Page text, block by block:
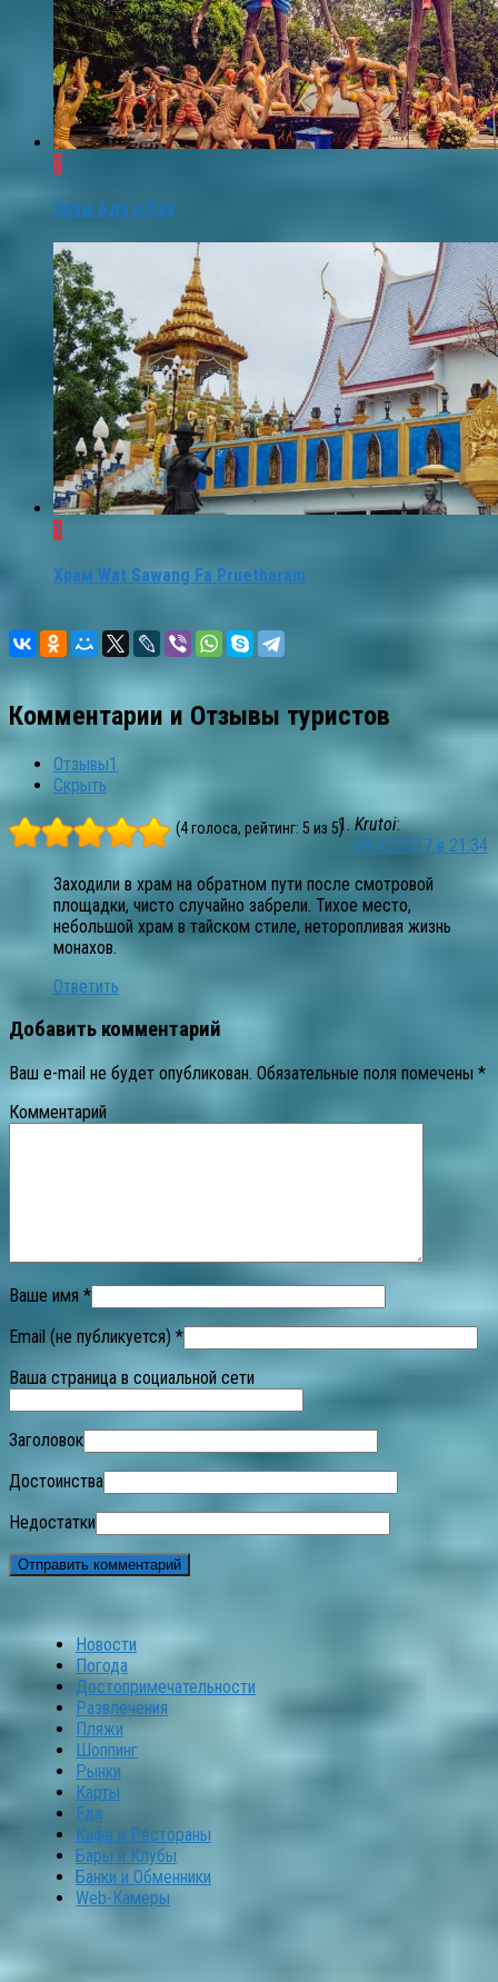
2
Храм Ада и Рая
1
Храм Wat Sawang Fa Pruetharam
Комментарии и Отзывы туристов
Отзывы1
Скрыть
(4 голоса, рейтинг: 5 из 5) Krutoi:
09.12.2017 в 21:34
Заходили в храм на обратном пути после смотровой
площадки, чисто случайно забрели. Тихое место,
небольшой храм в тайском стиле, неторопливая жизнь
монахов.
Ответить
Добавить комментарий
Ваш e-mail не будет опубликован. Обязательные поля помечены *
Комментарий
Ваше имя *
Email (не публикуется) *
Ваша страница в социальной сети
Заголовок
Достоинства
Недостатки
Новости
Погода
Достопримечательности
Развлечения
Пляжи
Шоппинг
Рынки
Карты
Еда
Кафе и Рестораны
Бары и Клубы
Банки и Обменники
Web-Камеры